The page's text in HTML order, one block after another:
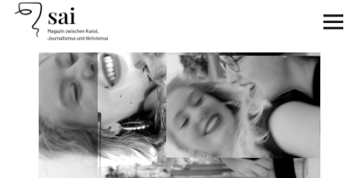
sai
Unterstützen
Klimagerechtigkeit
Antirassismus